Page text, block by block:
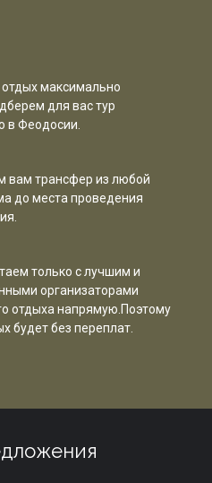
только с лучшим и
организаторами
отдыха напрямую.Поэтому
будет без переплат.
вам трансфер из любой
до места проведения
максимально
для вас тур
в Феодосии.